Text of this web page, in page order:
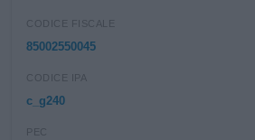
CODICE FISCALE
85002550045
CODICE IPA
c_g240
PEC